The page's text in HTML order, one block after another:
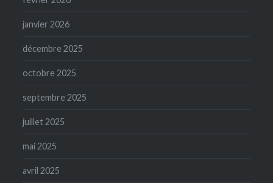
janvier 2026
décembre 2025
octobre 2025
septembre 2025
juillet 2025
mai 2025
avril 2025